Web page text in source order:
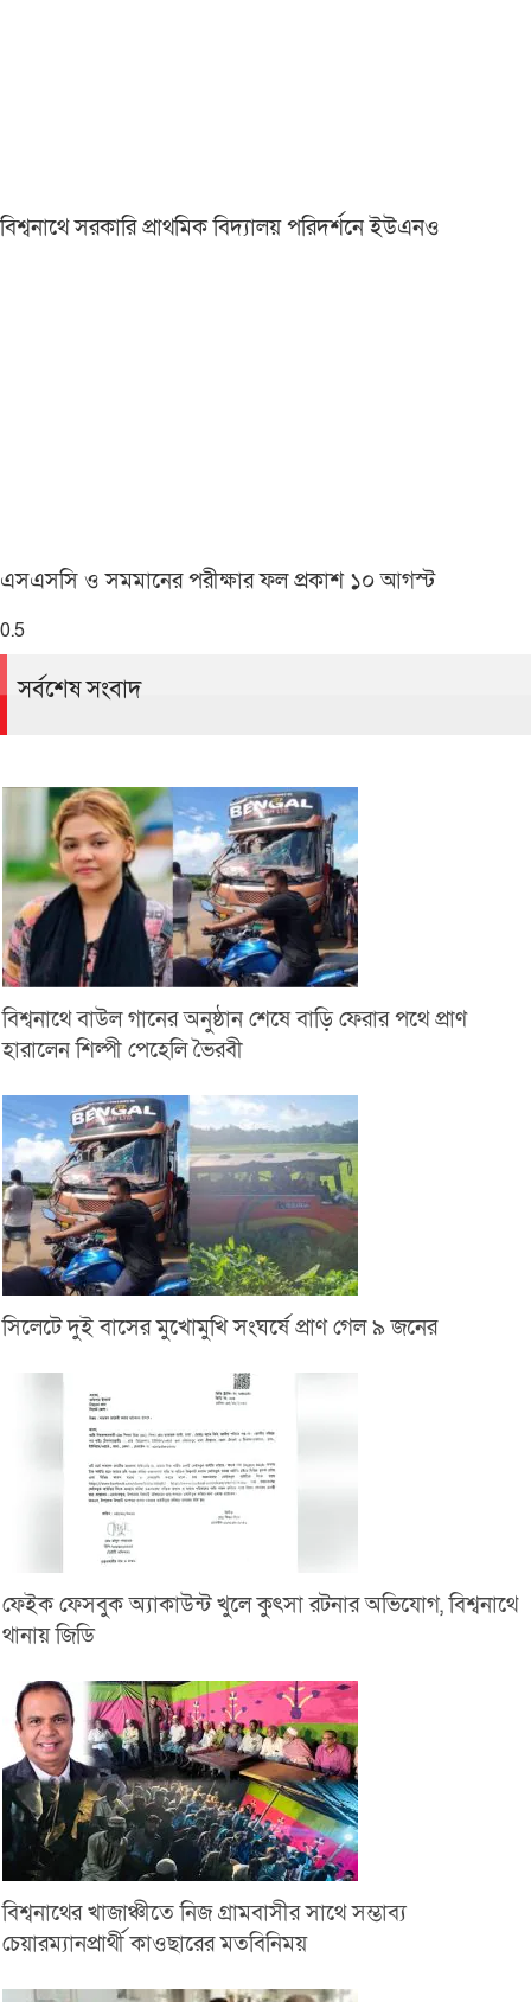
বিশ্বনাথে সরকারি প্রাথমিক বিদ্যালয় পরিদর্শনে ইউএনও
এসএসসি ও সমমানের পরীক্ষার ফল প্রকাশ ১০ আগস্ট
সর্বশেষ সংবাদ
বিশ্বনাথে বাউল গানের অনুষ্ঠান শেষে বাড়ি ফেরার পথে প্রাণ
হারালেন শিল্পী পেহেলি ভৈরবী
সিলেটে দুই বাসের মুখোমুখি সংঘর্ষে প্রাণ গেল ৯ জনের
ফেইক ফেসবুক অ্যাকাউন্ট খুলে কুৎসা রটনার অভিযোগ, বিশ্বনাথে
থানায় জিডি
বিশ্বনাথের খাজাঞ্চীতে নিজ গ্রামবাসীর সাথে সম্ভাব্য
চেয়ারম্যানপ্রার্থী কাওছারের মতবিনিময়